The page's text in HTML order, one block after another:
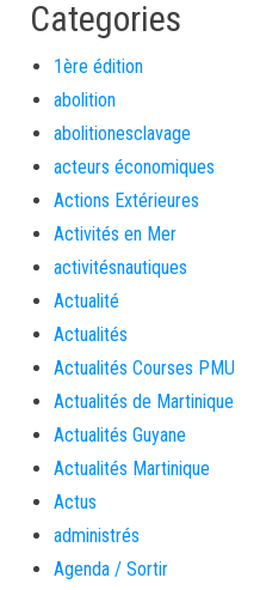
Categories
1ère édition
abolition
abolitionesclavage
acteurs économiques
Actions Extérieures
Activités en Mer
activitésnautiques
Actualité
Actualités
Actualités Courses PMU
Actualités de Martinique
Actualités Guyane
Actualités Martinique
Actus
administrés
Agenda / Sortir